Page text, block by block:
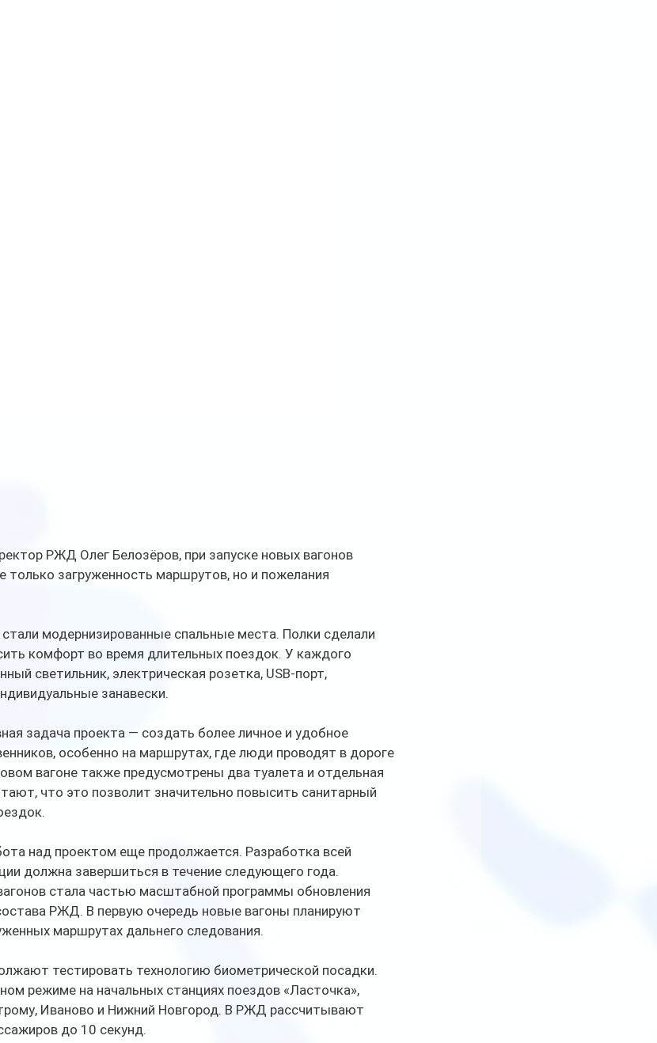
РЖД Олег Белозёров, при запуске новых вагонов
только загруженность маршрутов, но и пожелания
модернизированные спальные места. Полки сделали
комфорт во время длительных поездок. У каждого
светильник, электрическая розетка, USB-порт,
занавески.
задача проекта — создать более личное и удобное
особенно на маршрутах, где люди проводят в дороге
вагоне также предусмотрены два туалета и отдельная
что это позволит значительно повысить санитарный
над проектом еще продолжается. Разработка всей
должна завершиться в течение следующего года.
стала частью масштабной программы обновления
РЖД. В первую очередь новые вагоны планируют
маршрутах дальнего следования.
тестировать технологию биометрической посадки.
режиме на начальных станциях поездов «Ласточка»,
Иваново и Нижний Новгород. В РЖД рассчитывают
до 10 секунд.